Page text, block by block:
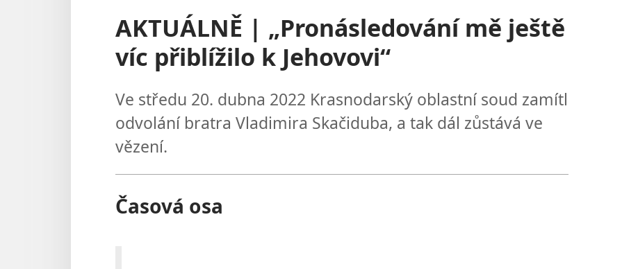
AKTUÁLNĚ | „Pronásledování mě ještě
víc přiblížilo k Jehovovi“
Ve středu 20. dubna 2022 Krasnodarský oblastní soud zamítl
odvolání bratra Vladimira Skačiduba, a tak dál zůstává ve
vězení.
Časová osa